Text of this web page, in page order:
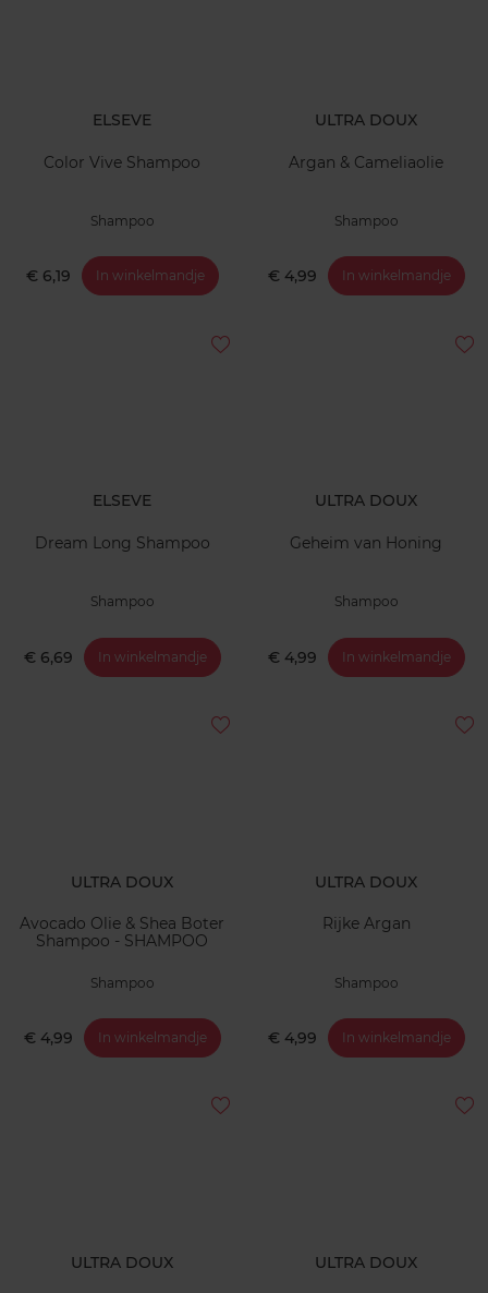
ELSEVE
Color Vive Shampoo
Shampoo
€ 6,19 In winkelmandje
ULTRA DOUX
Argan & Cameliaolie
Shampoo
€ 4,99 In winkelmandje
ELSEVE
Dream Long Shampoo
Shampoo
€ 6,69 In winkelmandje
ULTRA DOUX
Geheim van Honing
Shampoo
€ 4,99 In winkelmandje
ULTRA DOUX
Avocado Olie & Shea Boter
Shampoo - SHAMPOO
Shampoo
€ 4,99 In winkelmandje
ULTRA DOUX
Rijke Argan
Shampoo
€ 4,99 In winkelmandje
ULTRA DOUX ULTRA DOUX